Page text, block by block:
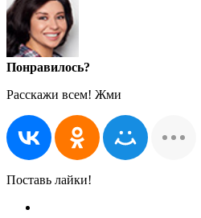
Понравилось?
Расскажи всем! Жми
Поставь лайки!